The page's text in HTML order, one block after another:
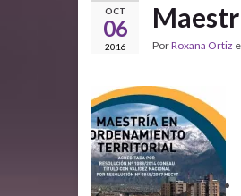
OCT
06
2016 PorRoxana Ortiz